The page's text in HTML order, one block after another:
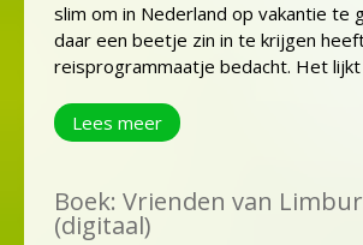
slim om in Nederland op vakantie te
daar een beetje zin in te krijgen
reisprogrammaatje bedacht. Het
Lees meer
Boek: Vrienden van
(digitaal)